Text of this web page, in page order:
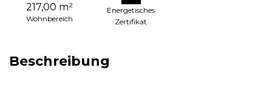
217,00 m²
Wohnbereich
Energetisches
Zertifikat
Beschreibung